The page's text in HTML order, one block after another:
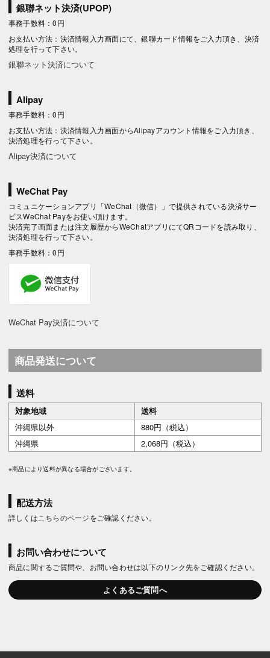
銀聯ネット決済(UPOP)
事務手数料：0円
お支払い方法：決済情報入力画面にて、銀聯カード情報をご入力頂き、決済
処理を行って下さい。
銀聯ネット決済について
Alipay
事務手数料：0円
お支払い方法：決済情報入力画面からAlipayアカウント情報をご入力頂き、
決済処理を行って下さい。
Alipay決済について
WeChat Pay
コミュニケーションアプリ「WeChat（微信）」で提供されている決済サー
ビスWeChat Payをお使い頂けます。
決済完了画面または注文履歴からWeChatアプリにてQRコードを読み取り、
決済処理を行って下さい。
事務手数料：0円
WeChat Pay決済について
商品発送について
送料
対象地域
送料
沖縄県以外
880円（税込）
沖縄県
2,068円（税込）
※商品により送料が異なる場合がございます。
配送方法
詳しくは こちらのページをご確認ください。
お問い合わせについて
商品に関するご質問や、お問い合わせは以下のリンク先をご確認ください。
よくあるご質問へ